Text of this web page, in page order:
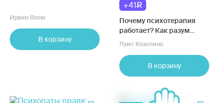
Ирвин Ялом
В корзину
+41
Почему психотерапия
работает? Как разум
меняет мозг
Луис Козолино
В корзину